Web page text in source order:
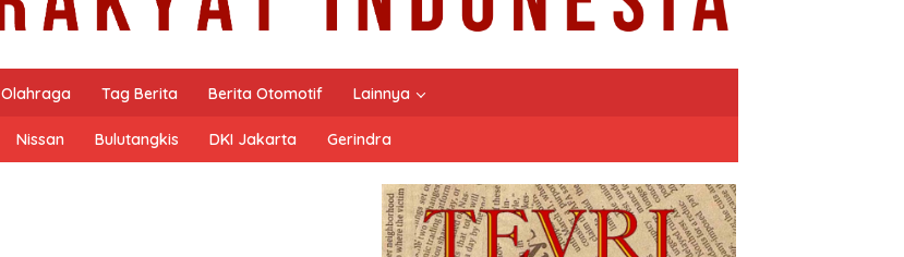
Olahraga Tag Berita Berita Otomotif Lainnya
Nissan Bulutangkis DKI Jakarta Gerindra